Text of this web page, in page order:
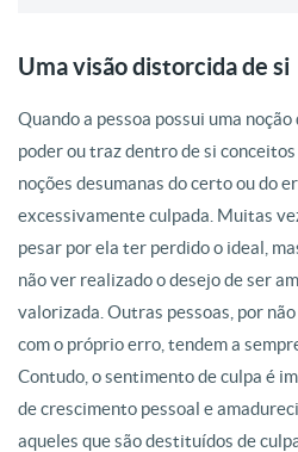
Uma visão distorcida de si
Quando a pessoa possui uma
poder ou traz dentro de si
noções desumanas do certo ou do
excessivamente culpada. Muitas
pesar por ela ter perdido o ideal,
não ver realizado o desejo de ser
valorizada. Outras pessoas, por
com o próprio erro, tendem a
Contudo, o sentimento de culpa é
de crescimento pessoal e
aqueles que são destituídos de